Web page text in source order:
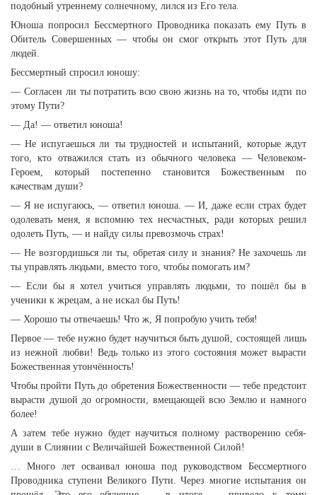
подобный утреннему солнечному, лился из Его тела.
Юноша попросил Бессмертного Проводника показать ему Путь в
Обитель Совершенных — чтобы он смог открыть этот Путь для
людей.
Бессмертный спросил юношу:
— Согласен ли ты потратить всю свою жизнь на то, чтобы идти по
этому Пути?
— Да! — ответил юноша!
— Не испугаешься ли ты трудностей и испытаний, которые ждут
того, кто отважился стать из обычного человека — Человеком-
Героем, который постепенно становится Божественным по
качествам души?
— Я не испугаюсь, — ответил юноша. — И, даже если страх будет
одолевать меня, я вспомню тех несчастных, ради которых решил
одолеть Путь, — и найду силы превозмочь страх!
— Не возгордишься ли ты, обретая силу и знания? Не захочешь ли
ты управлять людьми, вместо того, чтобы помогать им?
— Если бы я хотел учиться управлять людьми, то пошёл бы в
ученики к жрецам, а не искал бы Путь!
— Хорошо ты отвечаешь! Что ж, Я попробую учить тебя!
Первое — тебе нужно будет научиться быть душой, состоящей лишь
из нежной любви! Ведь только из этого состояния может вырасти
Божественная утончённость!
Чтобы пройти Путь до обретения Божественности — тебе предстоит
вырасти душой до огромности, вмещающей всю Землю и намного
более!
А затем тебе нужно будет научиться полному растворению себя-
души в Слиянии с Величайшей Божественной Силой!
… Много лет осваивал юноша под руководством Бессмертного
Проводника ступени Великого Пути. Через многие испытания он